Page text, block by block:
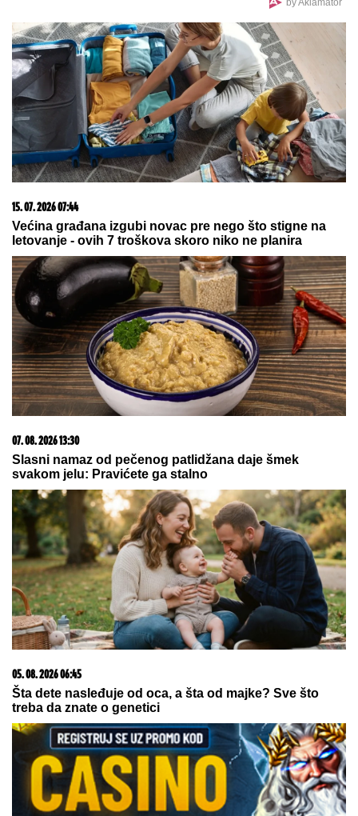
EVO KOLIKO GODIŠNJE ZARAĐUJE DRAGAN
STANKOVIĆMilioni su u pitanju, a Jovana Jeremić
"SKUPLJAM APETIT OKOLO, A
JEDEM KOD KUĆE"Našem pevaču
žena oprostila sve afere: "Ne mogu
da kažem da nisam pogledao drugu"
Imao je samo 19 godina kada je
TITANIK KRENUO DA TONE, napisao
je OPROŠTAJNO PISMO, ubacio ga u
nisu videli, a kada je njegova majka
pročitala poruku - SRCE JOJ JE
PUKLO
"IMAO SAM PET PROPUŠTENIH POZIVA"
Tanasijević i dalje u ogromnom strahu za svoju
porodicu, požar se približio njihovoj kući: "Prva reč
koju sam čuo - IZGOREĆEMO"
NOVA ERA MEDICINE ILI RIZIK ZA